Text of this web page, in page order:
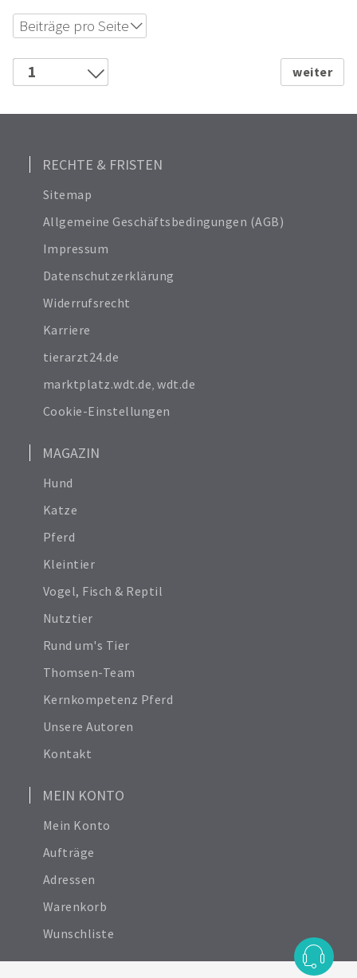
12
24
2
4
RECHTE & FRISTEN
Sitemap
Allgemeine Geschäftsbedingungen (AGB)
Impressum
Datenschutzerklärung
Widerrufsrecht
Karriere
tierarzt24.de
marktplatz.wdt.de,wdt.de
MAGAZIN
Hund
Katze
Pferd
Kleintier
Vogel, Fisch & Reptil
Nutztier
Rund um's Tier
Thomsen-Team
Kernkompetenz Pferd
Unsere Autoren
MEIN KONTO
Mein Konto
Aufträge
Adressen
Warenkorb
Wunschliste